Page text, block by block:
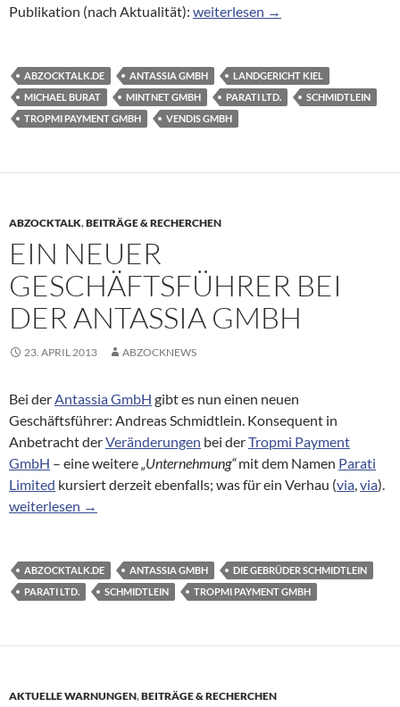
Publikation (nach Aktualität): Abzocktalk zum 24.04.2013
weiterlesen →
ABZOCKTALK.DE ANTASSIA GMBH
LANDGERICHT KIEL
MICHAEL BURAT
MINTNET GMBH PARATI LTD.
SCHMIDTLEIN
TROPMI PAYMENT GMBH
VENDIS GMBH
ABZOCKTALK,BEITRÄGE & RECHERCHEN
EIN NEUER
GESCHÄFTSFÜHRER BEI
DER ANTASSIA GMBH
23. APRIL 2013 ABZOCKNEWS
Bei derAntassia GmbH gibt es nun einen neuen
Geschäftsführer: Andreas Schmidtlein. Konsequent in
Anbetracht derVeränderungen bei derTropmi Payment
GmbH – eine weitere„Unternehmung“mit dem Namen Parati
Limited kursiert derzeit ebenfalls; was für ein Verhau (via,via).
Ein neuer Geschäftsführer bei der Antassia GmbH
weiterlesen →
ABZOCKTALK.DE ANTASSIA GMBH
DIE GEBRÜDER SCHMIDTLEIN
PARATI LTD.
SCHMIDTLEIN TROPMI PAYMENT GMBH
AKTUELLE WARNUNGEN,BEITRÄGE & RECHERCHEN